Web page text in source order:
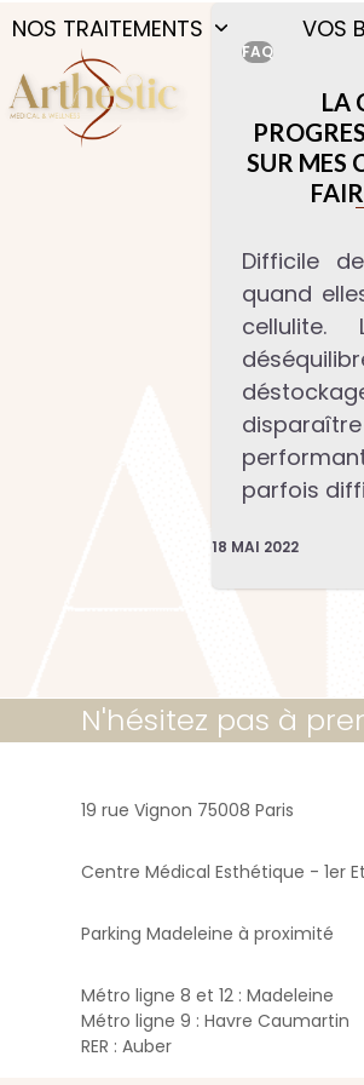
Skip
content
NOS TRAITEMENTS VOS
FAQ
LA
SUR MES
Difficile
quand
parfois
18 MAI 2022
N'hésitez pas à
19 rue Vignon 75008 Paris
Centre Médical Esthétique - 1er
Parking Madeleine à proximité
Métro ligne 8 et 12 : Madeleine
Métro ligne 9 : Havre Caumartin
RER : Auber